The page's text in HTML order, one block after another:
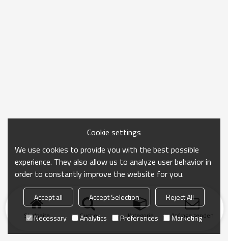
Startseite Suche Kategorie Anfrage senden
Cookie settings
We use cookies to provide you with the best possible
experience. They also allow us to analyze user behavior in
order to constantly improve the website for you.
Accept all Accept Selection
Reject All
Necessary
Analytics Preferences Marketing